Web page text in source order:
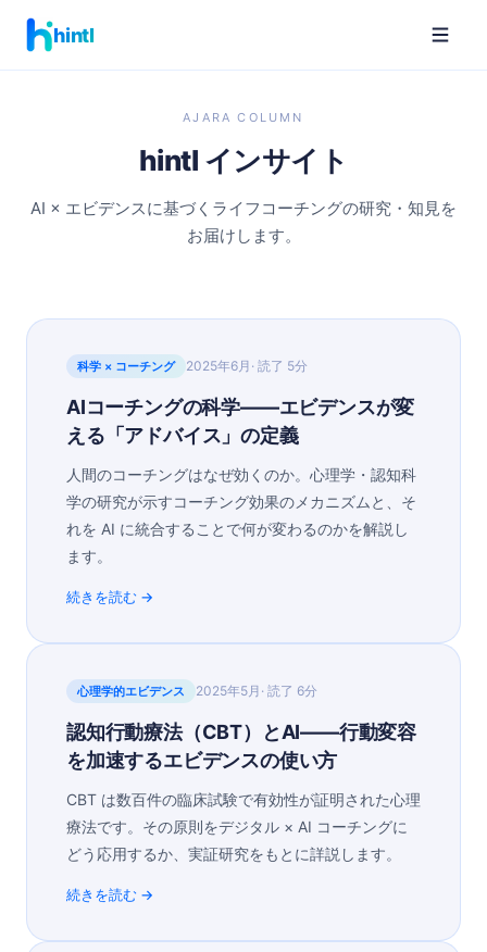
hintl
AJARA COLUMN
hintl インサイト
AI × エビデンスに基づくライフコーチングの研究・知見を
お届けします。
科学 × コーチング 2025年6月 · 読了 5分
AIコーチングの科学——エビデンスが変
える「アドバイス」の定義
人間のコーチングはなぜ効くのか。心理学・認知科
学の研究が示すコーチング効果のメカニズムと、そ
れを AI に統合することで何が変わるのかを解説し
ます。
続きを読む →
心理学的エビデンス 2025年5月 · 読了 6分
認知行動療法（CBT）とAI——行動変容
を加速するエビデンスの使い方
CBT は数百件の臨床試験で有効性が証明された心理
療法です。その原則をデジタル × AI コーチングに
どう応用するか、実証研究をもとに詳説します。
続きを読む →